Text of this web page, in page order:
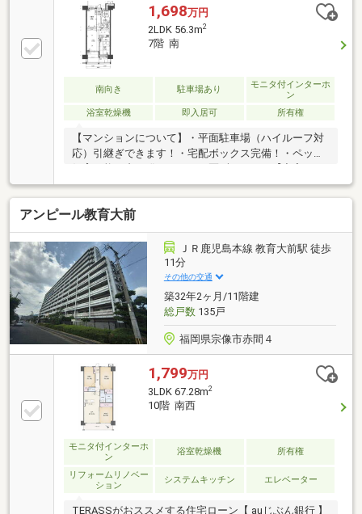
1,698万円
2LDK 56.3m2
7階 南
南向き 駐車場あり
モニタ付インターホ
ン
浴室乾燥機
即入居可 所有権
【マンションについて】・平面駐車場（ハイルーフ対
応）引継ぎできます！・宅配ボックス完備！・ペット
飼育可能（犬・猫それぞれ１匹ずつまで）【充実のリ
フォーム内容】・クロス全面貼替・フロアタイル全面
上張り・クッションフロア張替（トイレ・洗面所）・
畳表替え・ハウスクリーニング【周辺環境】・マンシ
ョン目の前が桜並木の河川敷が広がっていて、心地よ
い風を感じる事ができます！・スーパーダイレックス
まで徒歩４分！食料品から日用品まで揃います！・国
道３号線まで車で１分！アクセス良好！
アンピール教育大前
ＪＲ鹿児島本線 教育大前駅 徒歩
11分
その他の交通
築32年2ヶ月/11階建
総戸数135戸
福岡県宗像市赤間４
1,799万円
3LDK 67.28m2
10階 南西
モニタ付インターホ
ン
浴室乾燥機 所有権
リフォームリノベー
ション
システムキッチン エレベーター
TERASSがおススメする住宅ローン【 auじぶん銀行 】